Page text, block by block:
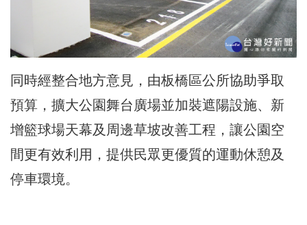
同時經整合地方意見，由板橋區公所協助爭取
預算，擴大公園舞台廣場並加裝遮陽設施、新
增籃球場天幕及周邊草坡改善工程，讓公園空
間更有效利用，提供民眾更優質的運動休憩及
停車環境。